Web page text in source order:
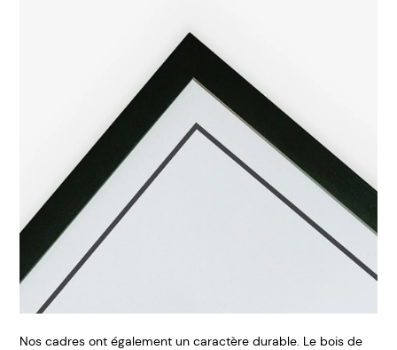
Nos cadres ont également un caractère durable. Le bois de